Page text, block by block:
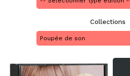
Collections
Poupée de son